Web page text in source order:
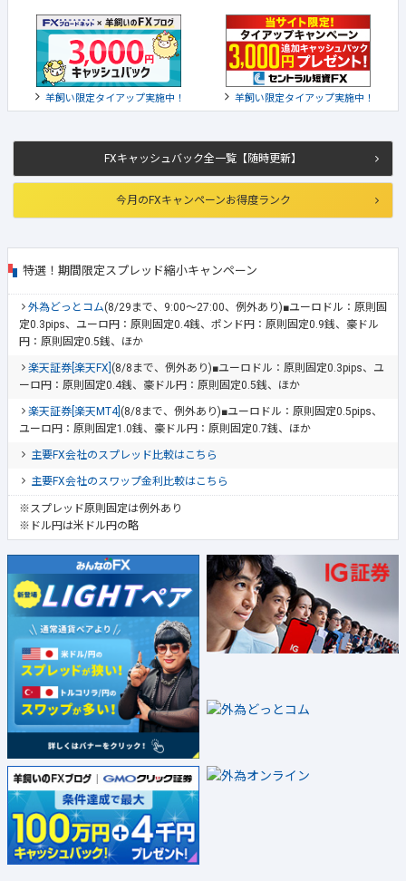
FXキャッシュバック全一覧【随時更新】
今月のFXキャンペーンお得度ランク
特選！期間限定スプレッド縮小キャンペーン
外為どっとコム(8/29まで、9:00～27:00、例外あり)■ユーロドル：原則固
定0.3pips、ユーロ円：原則固定0.4銭、ポンド円：原則固定0.9銭、豪ドル
円：原則固定0.5銭、ほか
楽天証券[楽天FX] (8/8まで、例外あり)■ユーロドル：原則固定0.3pips、ユ
ーロ円：原則固定0.4銭、豪ドル円：原則固定0.5銭、ほか
楽天証券[楽天MT4] (8/8まで、例外あり)■ユーロドル：原則固定0.5pips、
ユーロ円：原則固定1.0銭、豪ドル円：原則固定0.7銭、ほか
主要FX会社のスプレッド比較はこちら
主要FX会社のスワップ金利比較はこちら
※スプレッド原則固定は例外あり
※ドル円は米ドル円の略
羊飼い限定タイアップ実施中！ 羊飼い限定タイアップ実施中！